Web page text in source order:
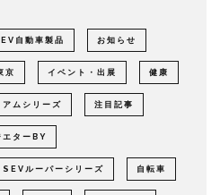
自動車製品 お知らせ
京 イベント・出展 健康
アムシリーズ 注目記事
ターBY
SEVルーパーシリーズ 自転車